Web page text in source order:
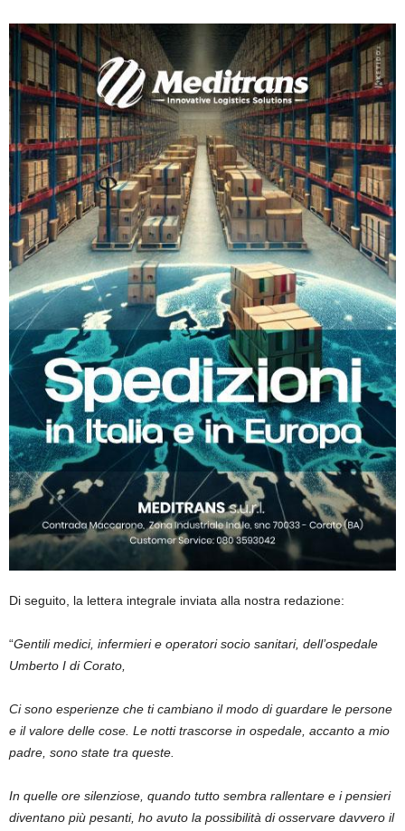
Di seguito, la lettera integrale inviata alla nostra redazione:
“Gentili medici, infermieri e operatori socio sanitari, dell’ospedale
Umberto I di Corato,
Ci sono esperienze che ti cambiano il modo di guardare le persone
e il valore delle cose. Le notti trascorse in ospedale, accanto a mio
padre, sono state tra queste.
In quelle ore silenziose, quando tutto sembra rallentare e i pensieri
diventano più pesanti, ho avuto la possibilità di osservare davvero il